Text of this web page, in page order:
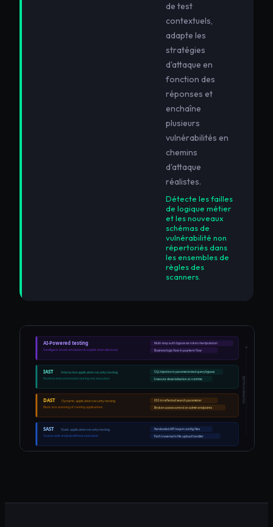
de test
contextuels,
adapte les
stratégies
d'attaque en
fonction des
réponses et
enchaîne
plusieurs
vulnérabilités en
chemins
d'attaque
réalistes.
Détecte les failles
de logique métier
et les nouveaux
schémas de
vulnérabilité non
répertoriés dans
les ensembles de
règles des
scanners.